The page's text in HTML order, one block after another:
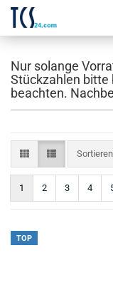
Nur solange
Stückzahlen bitte
beachten.
1 2 3 4
TOP